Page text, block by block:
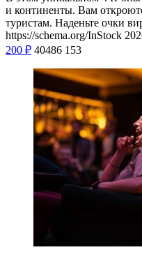
и континенты. Вам
туристам. Наденьте очки
https://schema.org/InStock
200 ₽ 40486 153